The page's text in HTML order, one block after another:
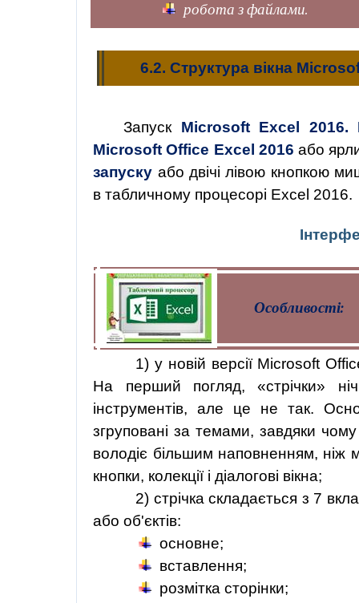
робота з файлами.
6.2. Структура вікна
Запуск Microsoft Excel
Microsoft Office Excel 2016 або
запуску або двічі лівою кнопкою
в табличному процесорі Excel 2016.
Особливості:
1) у новій версії Microsoft
На перший погляд, «стрічки»
інструментів, але це не так.
згруповані за темами, завдяки
володіє більшим наповненням, ніж
кнопки, колекції і діалогові вікна;
2) стрічка складається з 7
або об'єктів:
основне;
вставлення;
розмітка сторінки;